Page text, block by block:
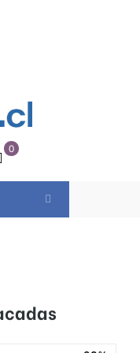
0